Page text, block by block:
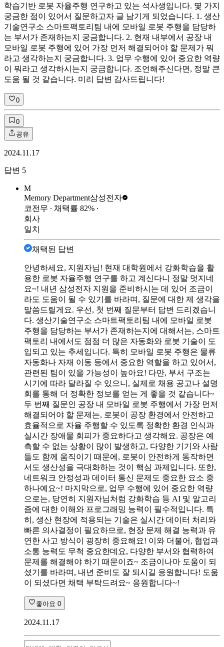
학습기반 로봇 자율주행 연구하고 있는 석사생입니다. 몇 가지
궁금한 점이 있어서 질문하고자 글 남기게 되었습니다. 1. 생산
기술연구소 스마트팩토리팀 내에 모바일 로봇 주행을 담당하
는 부서가 존재하는지 궁금합니다. 2. 현재 내부에서 공장 내
모바일 로봇 주행에 있어 가장 먼저 해결되어야 할 문제가 뭐
라고 생각하는지 궁금합니다. 3. 업무 수행에 있어 중요한 역량
이 뭐라고 생각하시는지 궁금합니다. 조언해주신다면, 정말 큰
도움 될 것 같습니다. 미리 답변 감사드립니다!
0
0
공유
2024.11.17
답변 5
M
Memory Department삼성전자
코전무 ∙ 채택률 82% ∙
회사
일치
채택된 답변
안녕하세요, 지원자님! 현재 대학원에서 강화학습을 활
용한 로봇 자율주행 연구를 하고 계신다니 정말 멋지네
요~! 내년 삼성전자 지원을 준비하시는 데 있어 조금이
라도 도움이 될 수 있기를 바라며, 질문에 대한 제 생각을
말씀드릴게요. 우선, 첫 번째 질문부터 답변 드리겠습니
다. 생산기술연구소 스마트팩토리팀 내에 모바일 로봇
주행을 담당하는 부서가 존재하는지에 대해서는, 스마트
팩토리 내에서도 점점 더 많은 자동화와 로봇 기술이 도
입되고 있는 추세입니다. 특히 모바일 로봇 주행은 물류
자동화나 자재 이동 등에서 중요한 역할을 하고 있어서,
관련된 팀이 있을 가능성이 높아요! 다만, 부서 구조는
시기에 따라 달라질 수 있으니, 실제로 채용 공고나 설명
회를 통해 더 정확한 정보를 얻는 게 좋을 것 같습니다~
두 번째 질문인 공장 내 모바일 로봇 주행에서 가장 먼저
해결되어야 할 문제는, 로봇이 공장 환경에서 안전하고
효율적으로 자율 주행할 수 있도록 정확한 환경 인식과
실시간 장애물 회피가 중요하다고 생각해요. 공장은 예
측할 수 없는 상황이 많이 발생하고, 다양한 기기와 사람
들도 함께 움직이기 때문에, 로봇이 안전하게 동작하면
서도 생산성을 극대화하는 것이 핵심 과제입니다. 또한,
네트워크 안정성과 데이터 통신 문제도 중요한 요소 중
하나예요~! 마지막으로, 업무 수행에 있어 중요한 역량
으로는, 당연히 지원자님처럼 강화학습 등 AI 및 알고리
즘에 대한 이해와 프로그래밍 능력이 필수적입니다. 특
히, 생산 현장에 적용되는 기술은 실시간 데이터 처리와
빠른 의사결정이 필요하므로, 현장 문제 해결 능력과 유
연한 사고 방식이 굉장히 중요해요! 이와 더불어, 협업과
소통 능력도 무척 중요한데요, 다양한 부서와 협력하여
문제를 해결해야 하기 때문이죠~ 조금이나마 도움이 되
셨기를 바라며, 내년 준비도 잘 되시길 응원합니다! 도움
이 되셨다면 채택 부탁드려요~ 응원합니다~!
좋아요 0
2024.11.17